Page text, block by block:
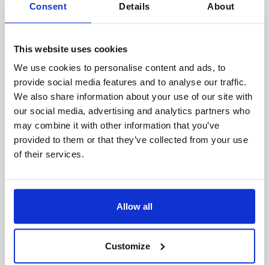
Consent Details About
This website uses cookies
We use cookies to personalise content and ads, to
provide social media features and to analyse our traffic.
We also share information about your use of our site with
our social media, advertising and analytics partners who
may combine it with other information that you’ve
provided to them or that they’ve collected from your use
of their services.
Allow all
Customize
Fokus på lönsamhet
Zero Downtime.
På Moose är vi passionerade för
produktfeedoptimering. Det är därför vi utvecklat
vår egen CSS lösning.
Vi vill hålla det enkelt, streamlinat och fokusera
enbart på det viktigaste - lönsamheten.
Keep your existing Google Merchant Center
Keep your campaign history and tracking data
Keep your direct relationship with Google Ads